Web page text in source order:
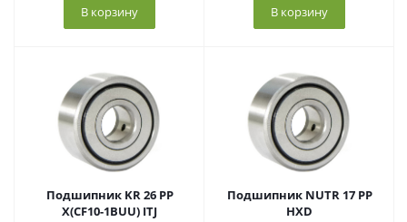
В корзину В корзину
Подшипник KR 26 PP
X(CF10-1BUU) ITJ
Подшипник NUTR 17 PP
HXD